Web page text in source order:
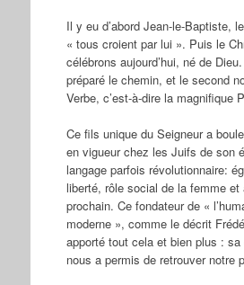
Il y eu d’abord Jean-le-Baptiste,
« tous croient par lui ». Puis le
célébrons aujourd’hui, né de
préparé le chemin, et le second
Verbe, c’est-à-dire la magnifique
Ce fils unique du Seigneur a
en vigueur chez les Juifs de son
langage parfois révolutionnaire:
liberté, rôle social de la femme et
prochain. Ce fondateur de «
moderne », comme le décrit
apporté tout cela et bien plus :
nous a permis de retrouver notre